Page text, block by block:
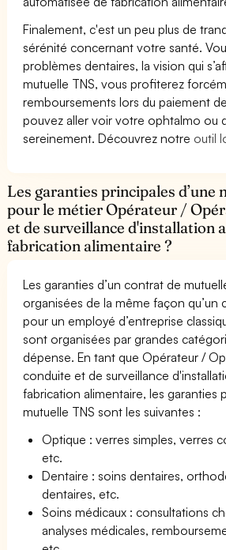
Finalement, c'est un peu plus de
sérénité concernant votre santé.
problèmes dentaires, la vision qui
mutuelle TNS, vous profiterez
remboursements lors du paiement
pouvez aller voir votre ophtalmo ou
sereinement. Découvrez notre outil
Les garanties principales d’une
pour le métier Opérateur /
et de surveillance d'installation
fabrication alimentaire ?
Les garanties d’un contrat de
organisées de la même façon qu’un
pour un employé d’entreprise
sont organisées par grandes
dépense. En tant que Opérateur /
conduite et de surveillance
fabrication alimentaire, les garanties
mutuelle TNS sont les suivantes :
Optique : verres simples, verres
etc.
Dentaire : soins dentaires,
dentaires, etc.
Soins médicaux : consultations
analyses médicales,